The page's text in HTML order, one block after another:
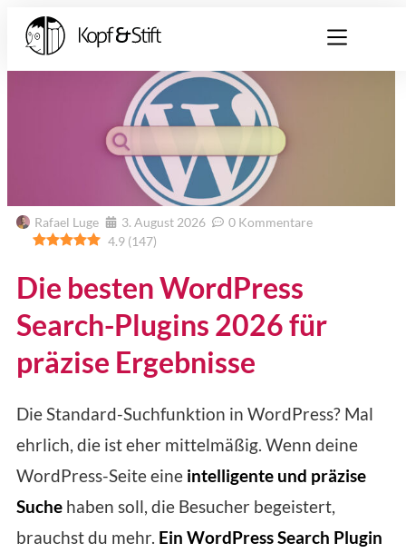
Rafael Luge 3. August 2026
0 Kommentare
4.9 (147)
Die besten WordPress
Search-Plugins 2026 für
präzise Ergebnisse
Die Standard-Suchfunktion in WordPress? Mal
ehrlich, die ist eher mittelmäßig. Wenn deine
WordPress-Seite eine intelligente und präzise
Suche haben soll, die Besucher begeistert,
brauchst du mehr. Ein WordPress Search Plugin